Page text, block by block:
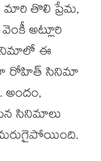
మారి తొలి ప్రేమ,
అట్లూరి
ఈ
రోహిత్ సినిమా
సినిమాలు